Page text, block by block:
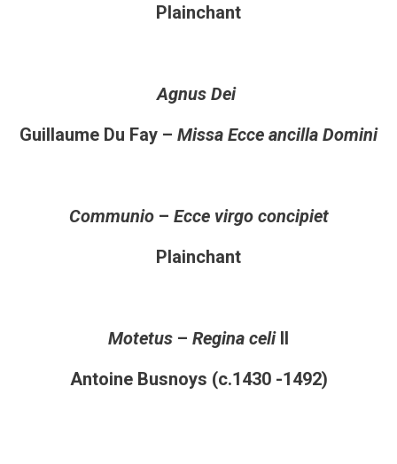
Plainchant
Agnus Dei
Guillaume Du Fay – Missa Ecce ancilla Domini
Communio– Ecce virgo concipiet
Plainchant
Motetus – Regina celiII
Antoine Busnoys (c.1430 -1492)